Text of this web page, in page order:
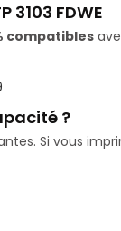
3103 FDWE
compatibles
?
Si vous